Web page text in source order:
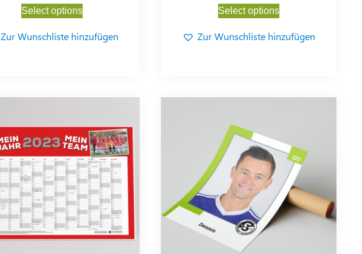
Select options
Zur Wunschliste hinzufügen
Select options
Zur Wunschliste hinzufügen